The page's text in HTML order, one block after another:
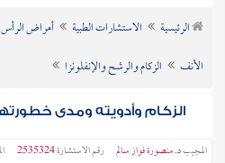
الرئيسية الاستشارات الطبية أمراض الرأس
الأنف
الزكام والرشح والإنفلونزا
الزكام وأدويته ومدى
المجيبد. منصورة فواز سالم رقم الاستشارة2535324